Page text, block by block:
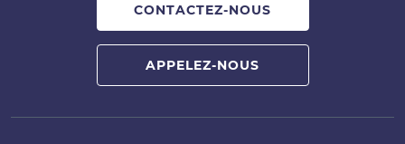
CONTACTEZ-NOUS
APPELEZ-NOUS